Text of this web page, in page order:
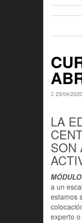
23/04/2020
LA
SON
a un
estamos
experto